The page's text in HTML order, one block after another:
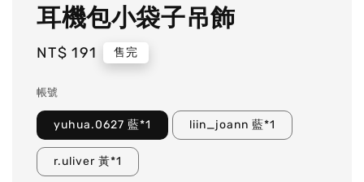
耳機包小袋子吊飾
Regular
NT$ 191 售完
帳號
yuhua.0627 藍*1 liin_joann 藍*1
r.uliver 黃*1